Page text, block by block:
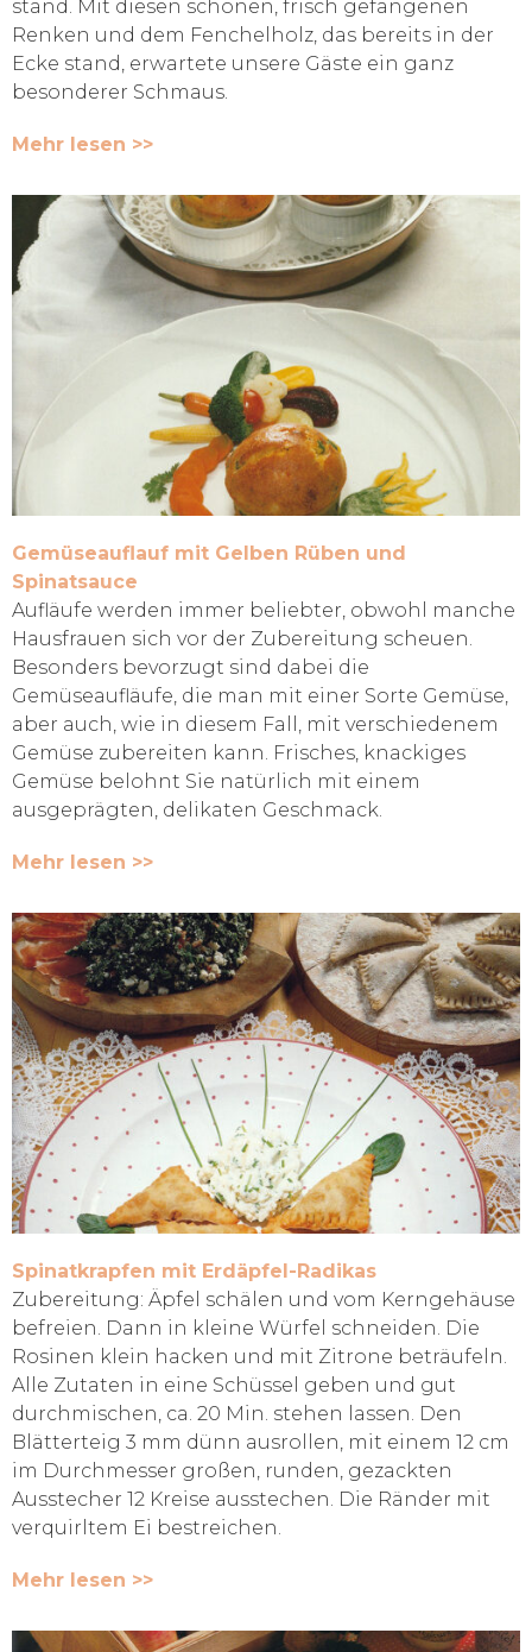
stand. Mit diesen schönen, frisch gefangenen
Renken und dem Fenchelholz, das bereits in der
Ecke stand, erwartete unsere Gäste ein ganz
besonderer Schmaus.
Mehr lesen >>
Gemüseauflauf mit Gelben Rüben und
Spinatsauce
Aufläufe werden immer beliebter, obwohl manche
Hausfrauen sich vor der Zubereitung scheuen.
Besonders bevorzugt sind dabei die
Gemüseaufläufe, die man mit einer Sorte Gemüse,
aber auch, wie in diesem Fall, mit verschiedenem
Gemüse zubereiten kann. Frisches, knackiges
Gemüse belohnt Sie natürlich mit einem
ausgeprägten, delikaten Geschmack.
Mehr lesen >>
Spinatkrapfen mit Erdäpfel-Radikas
Zubereitung: Äpfel schälen und vom Kerngehäuse
befreien. Dann in kleine Würfel schneiden. Die
Rosinen klein hacken und mit Zitrone beträufeln.
Alle Zutaten in eine Schüssel geben und gut
durchmischen, ca. 20 Min. stehen lassen. Den
Blätterteig 3 mm dünn ausrollen, mit einem 12 cm
im Durchmesser großen, runden, gezackten
Ausstecher 12 Kreise ausstechen. Die Ränder mit
verquirltem Ei bestreichen.
Mehr lesen >>